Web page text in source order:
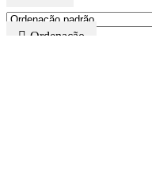
Ordenação